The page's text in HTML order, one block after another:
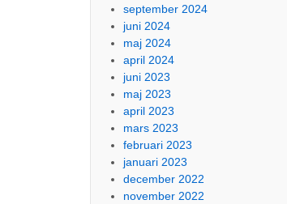
september 2024
juni 2024
maj 2024
april 2024
juni 2023
maj 2023
april 2023
mars 2023
februari 2023
januari 2023
december 2022
november 2022